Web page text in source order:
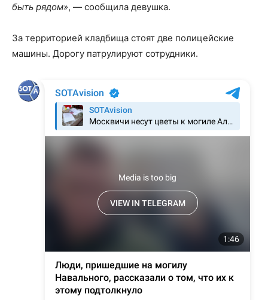
быть рядом», — сообщила девушка.
За территорией кладбища стоят две полицейские
машины. Дорогу патрулируют сотрудники.